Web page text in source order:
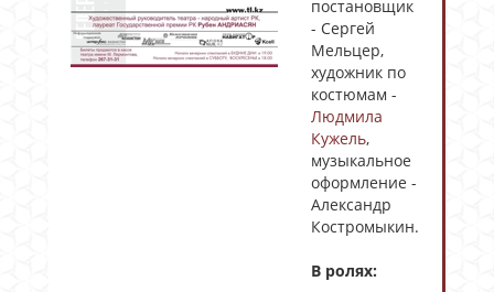
постановщик
- Сергей
Мельцер,
художник по
костюмам -
Людмила
Кужель,
музыкальное
оформление -
Александр
Костромыкин.
В ролях: